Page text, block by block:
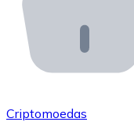
API Bitnovo
Integre nossa
Junte-se à
Criptomoedas